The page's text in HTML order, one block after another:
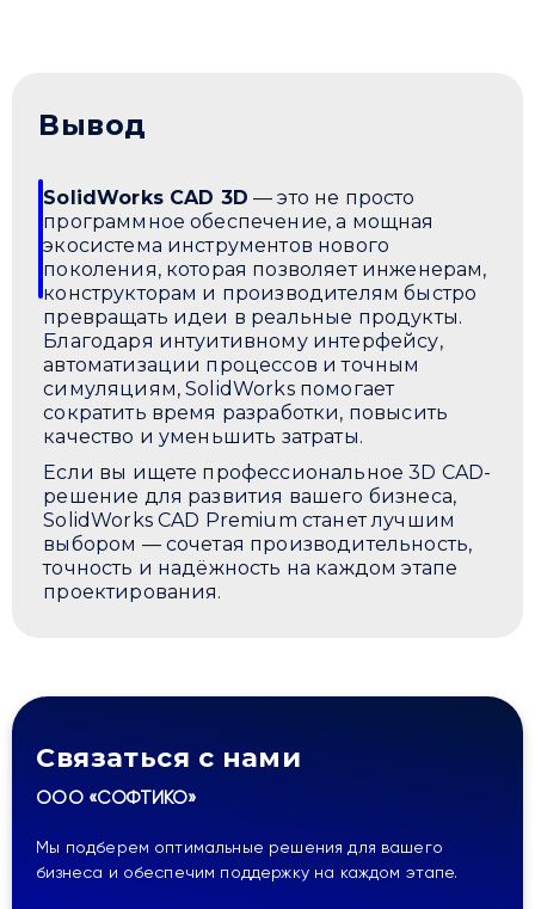
Вывод
SolidWorks CAD 3D — это не просто
программное обеспечение, а мощная
экосистема инструментов нового
поколения, которая позволяет инженерам,
конструкторам и производителям быстро
превращать идеи в реальные продукты.
Благодаря интуитивному интерфейсу,
автоматизации процессов и точным
симуляциям, SolidWorks помогает
сократить время разработки, повысить
качество и уменьшить затраты.
Если вы ищете профессиональное 3D CAD-
решение для развития вашего бизнеса,
SolidWorks CAD Premium станет лучшим
выбором — сочетая производительность,
точность и надёжность на каждом этапе
проектирования.
Связаться с нами
ООО «СОФТИКО»
Мы подберем оптимальные решения для вашего
бизнеса и обеспечим поддержку на каждом этапе.